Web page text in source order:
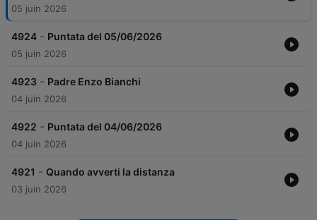
05 juin 2026
4924 - Puntata del 05/06/2026
05 juin 2026
4923 - Padre Enzo Bianchi
04 juin 2026
4922 - Puntata del 04/06/2026
04 juin 2026
4921 - Quando avverti la distanza
03 juin 2026